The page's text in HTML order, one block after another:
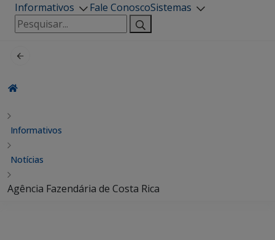
Informativos
Fale ConoscoSistemas
Pesquisar
por:
Informativos
Notícias
Agência Fazendária de Costa Rica